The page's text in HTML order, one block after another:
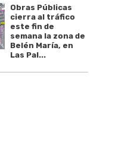
Obras Públicas
cierra al tráfico
este fin de
semana la zona de
Belén María, en
Las Pal...